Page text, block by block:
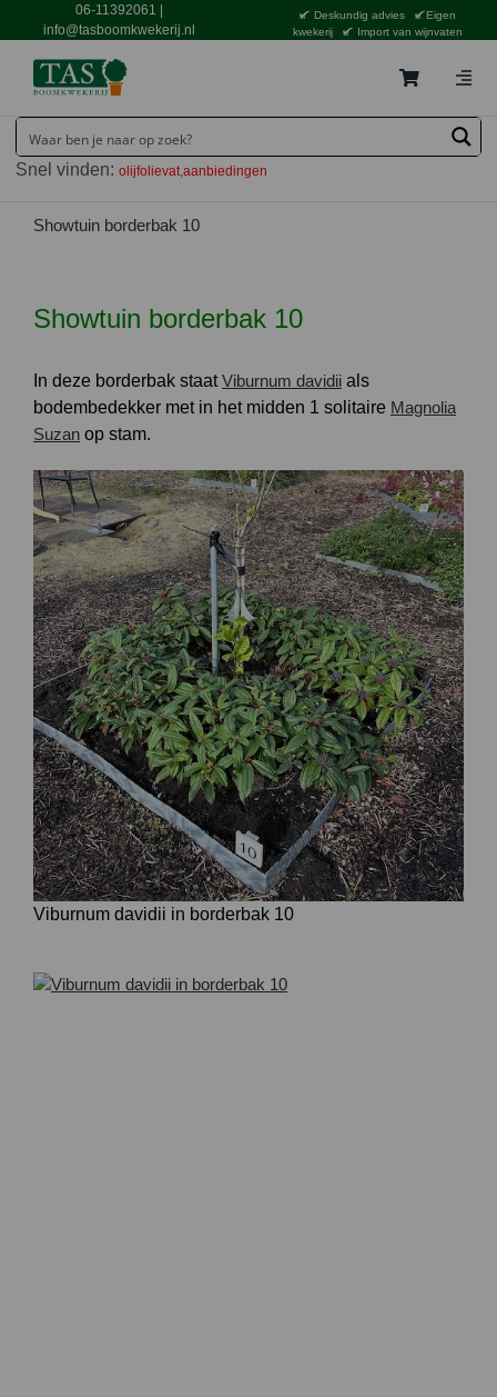
06-11392061
info@tasboomkwekerij.nl
Deskundig advies
Eigen
kwekerij
Import van wijnvaten
Contact en bestellen
Catalogus
Bezorgen
Service
Tuinthema’s
Snel vinden:olijfolievat aanbiedingen
Showtuin borderbak 10
Showtuin borderbak 10
In deze borderbak staatViburnum davidiials
bodembedekker met in het midden 1 solitaire Magnolia
Suzanop stam.
Viburnum davidii in borderbak 10